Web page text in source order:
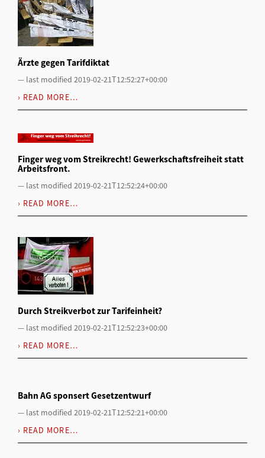
Ärzte gegen Tarifdiktat
— last modified 2019-02-21T12:52:27+00:00
READ MORE…
Finger weg vom Streikrecht! Gewerkschaftsfreiheit statt
Arbeitsfront.
— last modified 2019-02-21T12:52:24+00:00
READ MORE…
Durch Streikverbot zur Tarifeinheit?
— last modified 2019-02-21T12:52:23+00:00
READ MORE…
Bahn AG sponsert Gesetzentwurf
— last modified 2019-02-21T12:52:21+00:00
READ MORE…